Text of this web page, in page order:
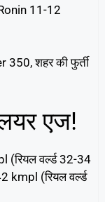
11-12
350, शहर की फुर्ती
एज!
(रियल वर्ल्ड 32-34
kmpl (रियल वर्ल्ड